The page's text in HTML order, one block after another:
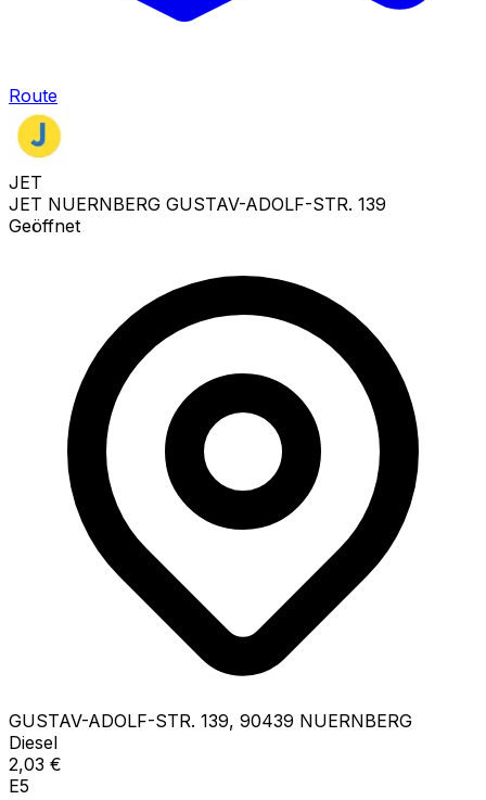
Route
JET
JET NUERNBERG GUSTAV-ADOLF-STR. 139
Geöffnet
GUSTAV-ADOLF-STR. 139, 90439 NUERNBERG
Diesel
2,03 €
E5